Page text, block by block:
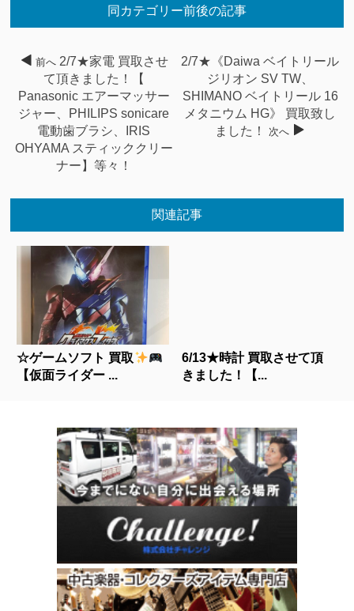
同カテゴリー前後の記事
前へ 2/7★家電 買取させ
て頂きました！【
Panasonic エアーマッサー
ジャー、PHILIPS sonicare
電動歯ブラシ、IRIS
OHYAMA スティッククリー
ナー】等々！
2/7★《Daiwa ベイトリール
ジリオン SV TW、
SHIMANO ベイトリール 16
メタニウム HG》 買取致し
ました！
次へ
関連記事
☆ゲームソフト 買取
【仮面ライダー ...
6/13★時計 買取させて頂
きました！【...